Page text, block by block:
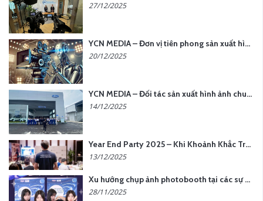
27/12/2025
YCN MEDIA – Đơn vị tiên phong sản xuất hình ảnh & âm thanh bằng AI tại Hà Nội
20/12/2025
YCN MEDIA – Đối tác sản xuất hình ảnh chuyên nghiệp cho doanh nghiệp tại Hà Nội
14/12/2025
Year End Party 2025 – Khi Khoảnh Khắc Trở Thành Dấu Ấn | Gói Ưu Đãi Tháng 12 Từ YCN Media
13/12/2025
Xu hướng chụp ảnh photobooth tại các sự kiện hiện nay
28/11/2025